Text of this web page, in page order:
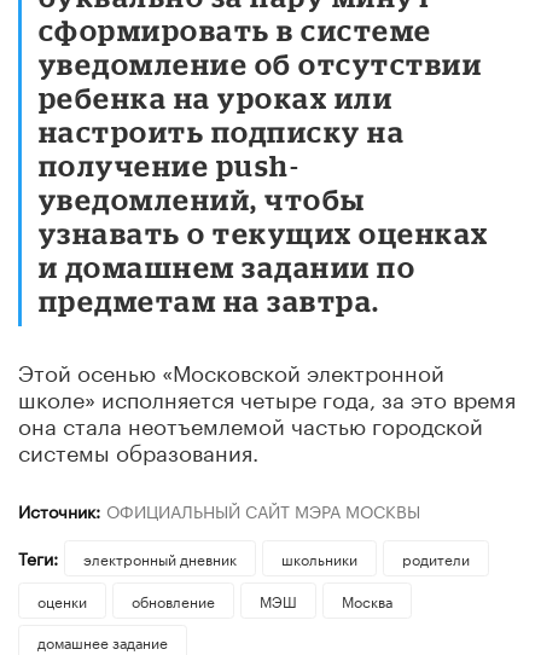
сформировать в системе
уведомление об отсутствии
ребенка на уроках или
настроить подписку на
получение push-
уведомлений, чтобы
узнавать о текущих оценках
и домашнем задании по
предметам на завтра.
Этой осенью «Московской электронной
школе» исполняется четыре года, за это время
она стала неотъемлемой частью городской
системы образования.
Источник: ОФИЦИАЛЬНЫЙ САЙТ МЭРА МОСКВЫ
Теги:
электронный дневник школьники
родители
оценки
обновление МЭШ
Москва
домашнее задание